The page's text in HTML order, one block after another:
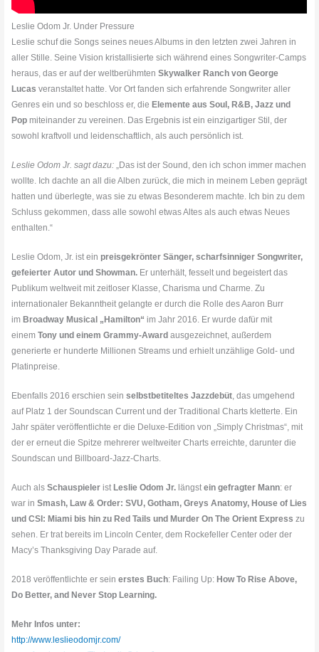
Leslie Odom Jr. Under Pressure
Leslie schuf die Songs seines neues Albums in den letzten zwei Jahren in
aller Stille. Seine Vision kristallisierte sich während eines Songwriter-Camps
heraus, das er auf der weltberühmtenSkywalker Ranch von George
Lucasveranstaltet hatte. Vor Ort fanden sich erfahrende Songwriter aller
Genres ein und so beschloss er, die Elemente aus Soul, R&B, Jazz und
Pop miteinander zu vereinen. Das Ergebnis ist ein einzigartiger Stil, der
sowohl kraftvoll und leidenschaftlich, als auch persönlich ist.
Leslie Odom Jr. sagt dazu: „Das ist der Sound, den ich schon immer machen
wollte. Ich dachte an all die Alben zurück, die mich in meinem Leben geprägt
hatten und überlegte, was sie zu etwas Besonderem machte. Ich bin zu dem
Schluss gekommen, dass alle sowohl etwas Altes als auch etwas Neues
enthalten.“
Leslie Odom, Jr. ist ein preisgekrönter Sänger, scharfsinniger Songwriter,
gefeierter Autor und Showman. Er unterhält, fesselt und begeistert das
Publikum weltweit mit zeitloser Klasse, Charisma und Charme. Zu
internationaler Bekanntheit gelangte er durch die Rolle des Aaron Burr
im Broadway Musical „Hamilton“im Jahr 2016. Er wurde dafür mit
einemTony und einem Grammy-Awardausgezeichnet, außerdem
generierte er hunderte Millionen Streams und erhielt unzählige Gold- und
Platinpreise.
Ebenfalls 2016 erschien seinselbstbetiteltes Jazzdebüt, das umgehend
auf Platz 1 der Soundscan Current und der Traditional Charts kletterte. Ein
Jahr später veröffentlichte er die Deluxe-Edition von „Simply Christmas“, mit
der er erneut die Spitze mehrerer weltweiter Charts erreichte, darunter die
Soundscan und Billboard-Jazz-Charts.
Auch alsSchauspieler ist Leslie Odom Jr. längstein gefragter Mann: er
war inSmash, Law & Order: SVU, Gotham, Greys Anatomy, House of Lies
und CSI: Miami bis hin zu Red Tails und Murder On The Orient Express zu
sehen. Er trat bereits im Lincoln Center, dem Rockefeller Center oder der
Macy’s Thanksgiving Day Parade auf.
2018 veröffentlichte er seinerstes Buch: Failing Up: How To Rise Above,
Do Better, and Never Stop Learning.
Mehr Infos unter:
http://www.leslieodomjr.com/